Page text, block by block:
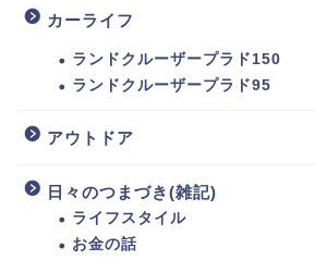
カーライフ
ランドクルーザープラド150
ランドクルーザープラド95
アウトドア
日々のつまづき(雑記)
ライフスタイル
お金の話